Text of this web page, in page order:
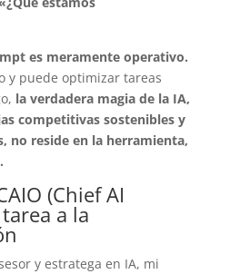
es meramente operativo.
y puede optimizar tareas
la verdadera magia de la IA,
competitivas sostenibles y
no reside en la herramienta,
(Chief AI
a la
y estratega en IA, mi